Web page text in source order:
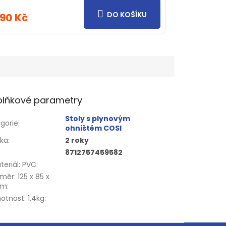
Kč DO KOŠÍKU
parametry
:
Stoly s plynovým
ohništěm COSI
:
2 roky
8712757459582
PVC:
125 x 85 x
:
1,4kg: